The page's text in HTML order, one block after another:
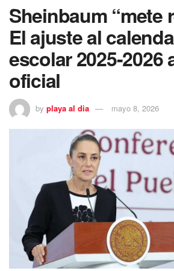
Sheinbaum “mete
El ajuste al
escolar 2025-2026
oficial
by playa al dia mayo 8, 2026